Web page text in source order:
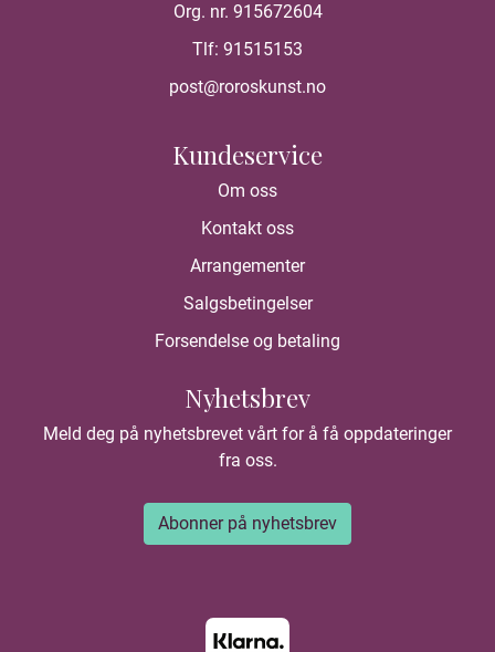
Org. nr. 915672604
Tlf: 91515153
post@roroskunst.no
Kundeservice
Om oss
Kontakt oss
Arrangementer
Salgsbetingelser
Forsendelse og betaling
Nyhetsbrev
Meld deg på nyhetsbrevet vårt for å få oppdateringer
fra oss.
Abonner på nyhetsbrev